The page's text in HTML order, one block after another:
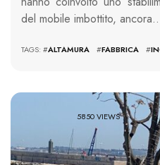
del mobile imbottito,
TAGS: #ALTAMURA #FABBRICA #
5850 VIEWS